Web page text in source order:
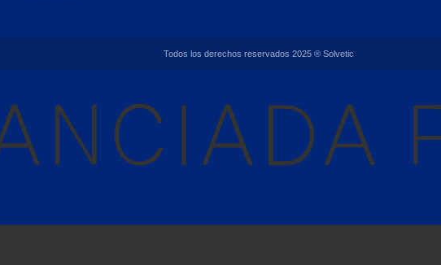
Todos los derechos reservados 2025 ® Solvetic